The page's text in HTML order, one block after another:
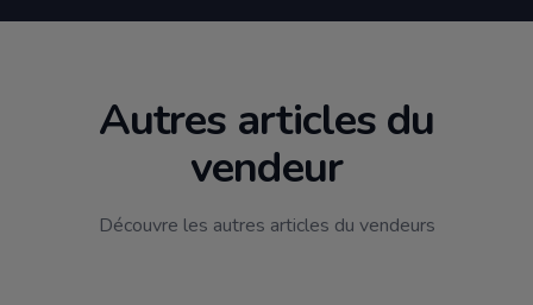
Autres articles du
vendeur
Découvre les autres articles du vendeurs